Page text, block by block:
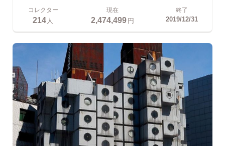
コレクター
214 人
現在
2,474,499円
終了
2019/12/31